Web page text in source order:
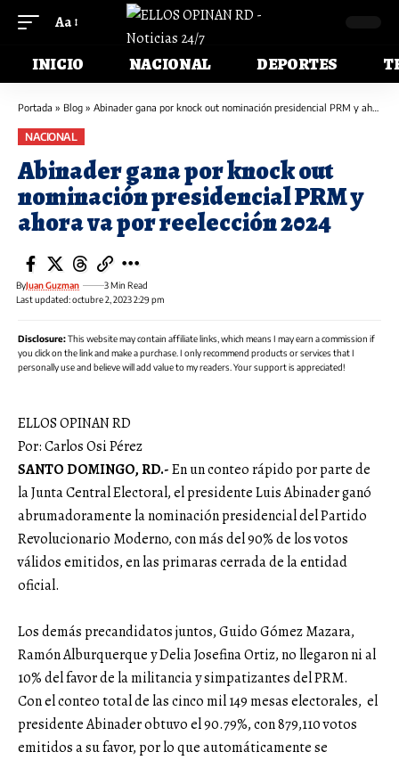
Aa
INICIO NACIONAL DEPORTES
Portada » Blog » Abinader gana por knock out nominación presidencial PRM y ahora va por reelección 2024
NACIONAL
Abinader gana por knock out
nominación presidencial PRM y
ahora va por reelección 2024
Last updated: octubre 2, 2023 2:29 pm
ByJuan Guzman 3 Min Read
Disclosure:This website may contain affiliate links, which means I may earn a commission if
you click on the link and make a purchase. I only recommend products or services that I
personally use and believe will add value to my readers. Your support is appreciated!
ELLOS OPINAN RD
Por: Carlos Osi Pérez
SANTO DOMINGO, RD.-En un conteo rápido por parte de
la Junta Central Electoral, el presidente Luis Abinader ganó
abrumadoramente la nominación presidencial del Partido
Revolucionario Moderno, con más del 90% de los votos
válidos emitidos, en las primaras cerrada de la entidad
oficial.
Los demás precandidatos juntos, Guido Gómez Mazara,
Ramón Alburquerque y Delia Josefina Ortiz, no llegaron ni al
10% del favor de la militancia y simpatizantes del PRM.
Con el conteo total de las cinco mil 149 mesas electorales, el
presidente Abinader obtuvo el 90.79%, con 879,110 votos
emitidos a su favor, por lo que automáticamente se